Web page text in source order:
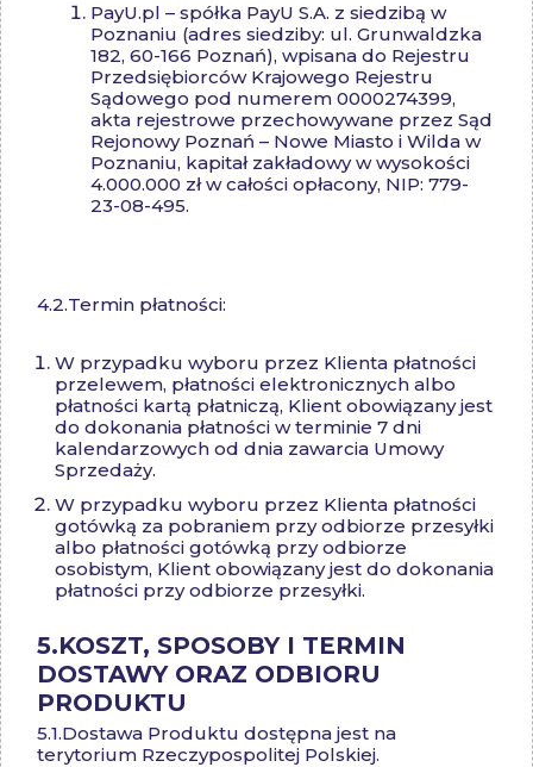
PayU.pl – spółka PayU S.A. z siedzibą w
Poznaniu (adres siedziby: ul. Grunwaldzka
182, 60-166 Poznań), wpisana do Rejestru
Przedsiębiorców Krajowego Rejestru
Sądowego pod numerem 0000274399,
akta rejestrowe przechowywane przez Sąd
Rejonowy Poznań – Nowe Miasto i Wilda w
Poznaniu, kapitał zakładowy w wysokości
4.000.000 zł w całości opłacony, NIP: 779-
23-08-495.
4.2.Termin płatności:
W przypadku wyboru przez Klienta płatności
przelewem, płatności elektronicznych albo
płatności kartą płatniczą, Klient obowiązany jest
do dokonania płatności w terminie 7 dni
kalendarzowych od dnia zawarcia Umowy
Sprzedaży.
W przypadku wyboru przez Klienta płatności
gotówką za pobraniem przy odbiorze przesyłki
albo płatności gotówką przy odbiorze
osobistym, Klient obowiązany jest do dokonania
płatności przy odbiorze przesyłki.
5.KOSZT, SPOSOBY I TERMIN
DOSTAWY ORAZ ODBIORU
PRODUKTU
5.1.Dostawa Produktu dostępna jest na
terytorium Rzeczypospolitej Polskiej.